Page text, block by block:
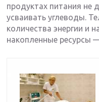
продуктах питания не
усваивать углеводы.
количества энергии и
накопленные ресурсы